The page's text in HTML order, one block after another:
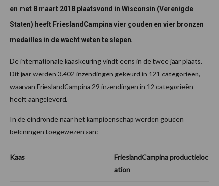
en met 8 maart 2018 plaatsvond in Wisconsin (Verenigde
Staten) heeft FrieslandCampina vier gouden en vier bronzen
medailles in de wacht weten te slepen.
De internationale kaaskeuring vindt eens in de twee jaar plaats.
Dit jaar werden 3.402 inzendingen gekeurd in 121 categorieën,
waarvan FrieslandCampina 29 inzendingen in 12 categorieën
heeft aangeleverd.
In de eindronde naar het kampioenschap werden gouden
beloningen toegewezen aan:
Kaas
FrieslandCampina productieloc
ation